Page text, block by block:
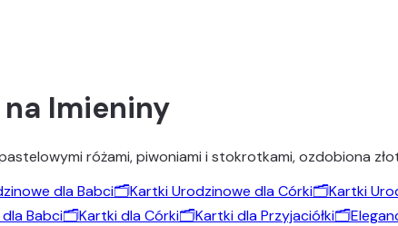
Imieniny
różami, piwoniami i stokrotkami, ozdobiona
dla Babci🗂️Kartki Urodzinowe dla Córki🗂️Kartki
Babci🗂️Kartki dla Córki🗂️Kartki dla Przyjaciółki🗂️